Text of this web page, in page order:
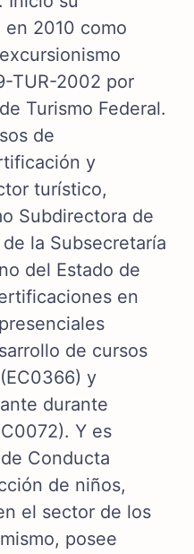
2010 como
TUR-2002 por
Turismo Federal.
de
y
turístico,
Subdirectora de
la Subsecretaría
del Estado de
en
de cursos
y
durante
Y es
Conducta
de niños,
el sector de los
posee